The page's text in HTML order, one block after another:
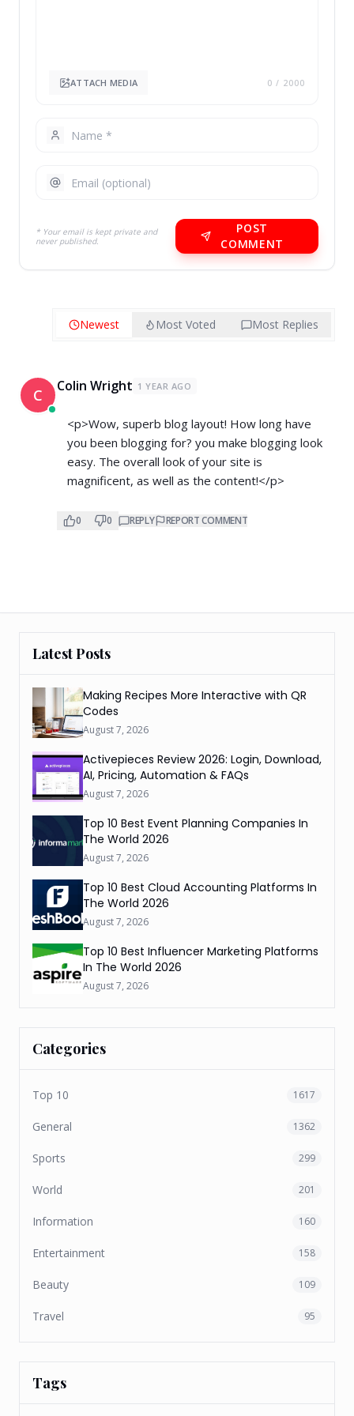
ATTACH MEDIA 0 / 2000
* Your email is kept private and
never published.
POST
COMMENT
Newest Most Voted Most Replies
C Colin Wright 1 YEAR AGO
<p>Wow, superb blog layout! How long have
you been blogging for? you make blogging look
easy. The overall look of your site is
magnificent, as well as the content!</p>
0 0 REPLY REPORT COMMENT
Latest Posts
Making Recipes More Interactive with QR
Codes
August 7, 2026
Activepieces Review 2026: Login, Download,
AI, Pricing, Automation & FAQs
August 7, 2026
Top 10 Best Event Planning Companies In
The World 2026
August 7, 2026
Top 10 Best Cloud Accounting Platforms In
The World 2026
August 7, 2026
Top 10 Best Influencer Marketing Platforms
In The World 2026
August 7, 2026
Categories
Top 10 1617
General 1362
Sports 299
World 201
Information 160
Entertainment 158
Beauty 109
Travel 95
Tags